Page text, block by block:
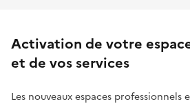
Activation de votre
et de vos services
Les nouveaux espaces